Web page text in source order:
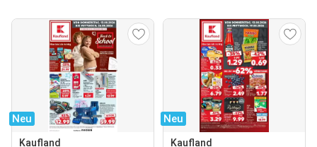
Neu
Kaufland
Neu
Kaufland